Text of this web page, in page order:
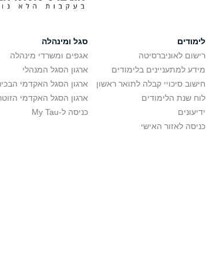
לימודים
רישום לאוניברסיטה
מידע למתעניינים בלימודים
חישוב סיכויי קבלה לתואר ראשון
לוח שנת הלימודים
ידיעונים
כניסה לאזור האישי
סגל ומינהלה
אגפים ומשרדי מינהלה
ארגון הסגל המנהלי
ארגון הסגל האקדמי
ארגון הסגל האקדמי
כניסה ל-My Tau